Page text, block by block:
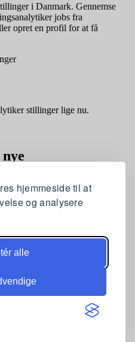
hjemmeside til at
og analysere
alle
i Danmark. Gennemse
jobs fra
opret en profil for at få
stillinger lige nu.
når der kommer nye
dine præferencer
rettigheder forbeholdes.